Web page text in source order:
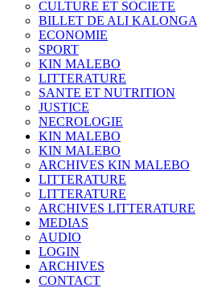
CULTURE ET SOCIETE
BILLET DE ALI KALONGA
ECONOMIE
SPORT
KIN MALEBO
LITTERATURE
SANTE ET NUTRITION
JUSTICE
NECROLOGIE
KIN MALEBO
KIN MALEBO
ARCHIVES KIN MALEBO
LITTERATURE
LITTERATURE
ARCHIVES LITTERATURE
MEDIAS
AUDIO
LOGIN
ARCHIVES
CONTACT